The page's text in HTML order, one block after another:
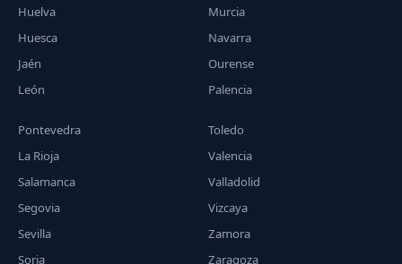
Huelva
Huesca
Jaén
León
Murcia
Navarra
Ourense
Palencia
Pontevedra
La Rioja
Salamanca
Segovia
Sevilla
Soria
Toledo
Valencia
Valladolid
Vizcaya
Zamora
Zaragoza